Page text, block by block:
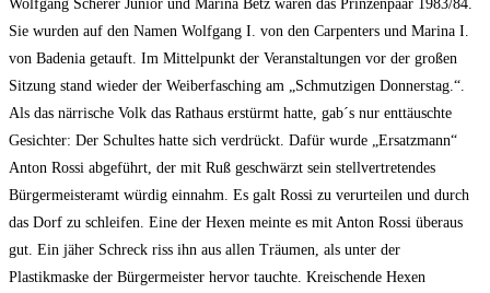
Wolfgang Scherer Junior und Marina Betz waren das Prinzenpaar 1983/84.
Sie wurden auf den Namen Wolfgang I. von den Carpenters und Marina I.
von Badenia getauft. Im Mittelpunkt der Veranstaltungen vor der großen
Sitzung stand wieder der Weiberfasching am „Schmutzigen Donnerstag.“.
Als das närrische Volk das Rathaus erstürmt hatte, gab´s nur enttäuschte
Gesichter: Der Schultes hatte sich verdrückt. Dafür wurde „Ersatzmann“
Anton Rossi abgeführt, der mit Ruß geschwärzt sein stellvertretendes
Bürgermeisteramt würdig einnahm. Es galt Rossi zu verurteilen und durch
das Dorf zu schleifen. Eine der Hexen meinte es mit Anton Rossi überaus
gut. Ein jäher Schreck riss ihn aus allen Träumen, als unter der
Plastikmaske der Bürgermeister hervor tauchte. Kreischende Hexen